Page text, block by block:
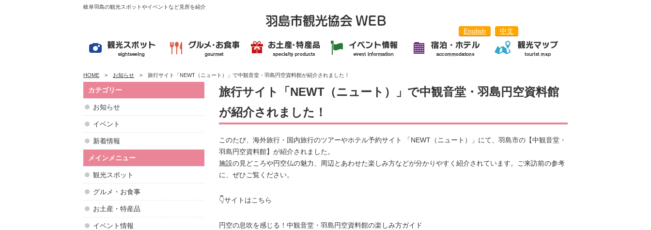
English 中文
岐阜羽島の観光スポットやイベントなど見所を紹介
HOME お知らせ 旅行サイト「NEWT（ニュート）」で中観音堂・羽島円空資料館が紹介されました！
旅行サイト「NEWT（ニュート）」で中観音堂・羽島円空資料館
が紹介されました！
このたび、海外旅行・国内旅行のツアーやホテル予約サイト 「NEWT（ニュート）」にて、羽島市の【中観音堂・
羽島円空資料館】が紹介されました。
施設の見どころや円空仏の魅力、周辺とあわせた楽しみ方などが分かりやすく紹介されています。ご来訪前の参考
に、ぜひご覧ください。
👇サイトはこちら
円空の息吹を感じる！中観音堂・羽島円空資料館の楽しみ方ガイド
カテゴリー
お知らせ
イベント
新着情報
メインメニュー
観光スポット
グルメ・お食事
お土産・特産品
イベント情報